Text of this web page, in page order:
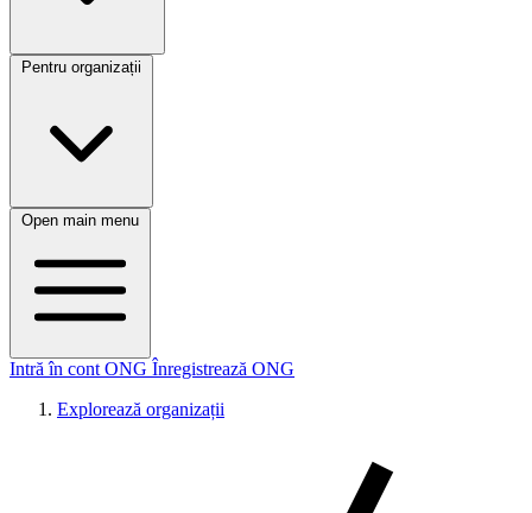
Pentru organizații
Open main menu
Intră în cont ONG Înregistrează ONG
Explorează organizații